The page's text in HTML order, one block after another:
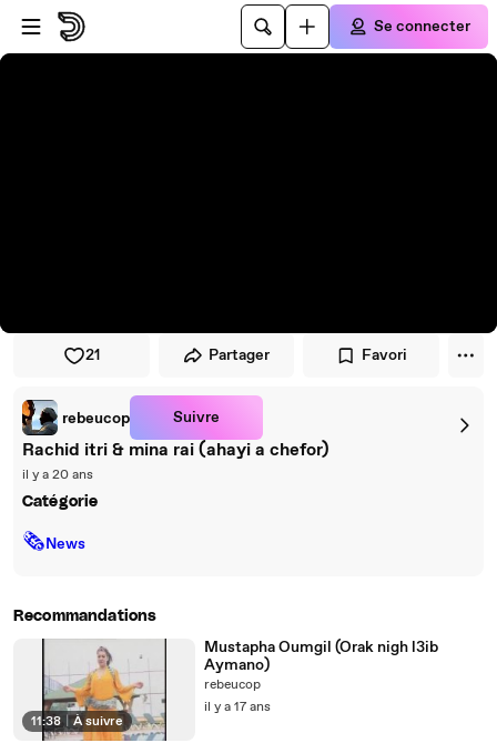
Passer au player
Passer au contenu principal
Se connecter
21 Partager Favori
rebeucop Suivre
Rachid itri & mina rai (ahayi a chefor)
il y a 20 ans
Catégorie
🗞News
Recommandations
11:38 À suivre
Mustapha Oumgil (Orak nigh l3ib
Aymano)
rebeucop
il y a 17 ans